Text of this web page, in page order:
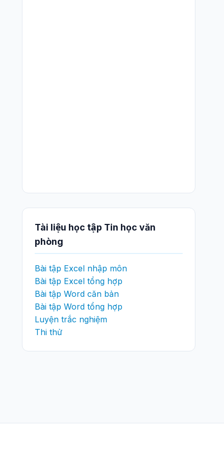
Tài liệu học tập Tin học văn
phòng
Bài tập Excel nhập môn
Bài tập Excel tổng hợp
Bài tập Word căn bản
Bài tập Word tổng hợp
Luyện trắc nghiệm
Thi thử